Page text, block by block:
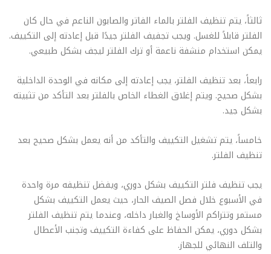
ثالثاً، يتم تنظيف الفلتر بالماء الفاتر والصابون الناعم في حال كان
الفلتر قابلاً للغسل. ويجب تجفيف الفلتر جيدًا قبل إعادته إلى التكييف.
يمكن استخدام منشفة ناعمة أو ترك الفلتر ليجف بشكل طبيعي.
رابعاً، بعد تنظيف الفلتر، يجب إعادته إلى مكانه في الوحدة الداخلية
بشكل صحيح. ويتم إغلاق الغطاء الخاص بالفلتر بعد التأكد من تثبيته
بشكل جيد.
خامساً، يتم تشغيل التكييف والتأكد من أنه يعمل بشكل صحيح بعد
تنظيف الفلتر.
يجب تنظيف فلتر التكييف بشكل دوري، ويفضل تنظيفه مرة واحدة
في الأسبوع خلال فصل الصيف الحار، حيث يعمل التكييف بشكل
مستمر وتتراكم الأوساخ والغبار داخله، وعندما يتم تنظيف الفلتر
بشكل دوري، يمكن الحفاظ على كفاءة التكييف وتجنب الأعطال
والتلف النهائي للجهاز.